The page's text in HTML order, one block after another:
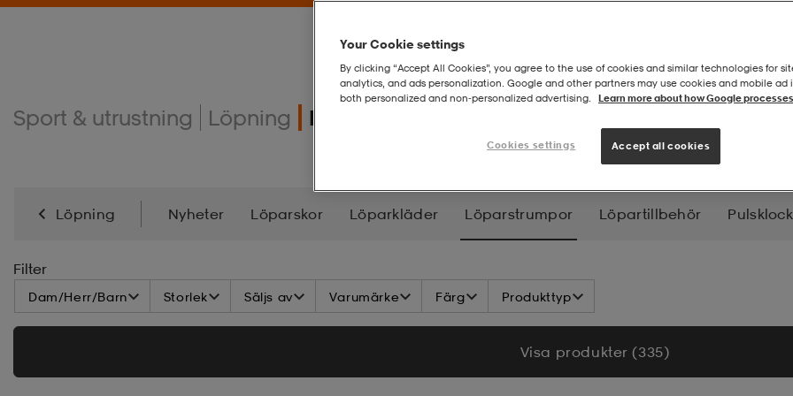
Sport & utrustning Löpning Löparstrumpor
Löpning Nyheter Löparskor Löparkläder Löparstrumpor Löpartillbehör
Filter
Dam/Herr/Barn Storlek Säljs av Varumärke Färg Produkttyp
Visa produkter (335)
Your Cookie settings
By clicking “Accept All Cookies”, you agree to the use of cookies and similar technologies for
analytics, and ads personalization. Google and other partners may use cookies and mobile ad
both personalized and non‑personalized advertising.
Learn more about how Google
Cookies settings Accept all cookies